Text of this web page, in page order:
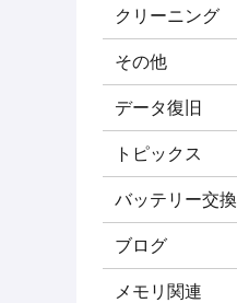
クリーニング
その他
データ復旧
トピックス
バッテリー交換
ブログ
メモリ関連